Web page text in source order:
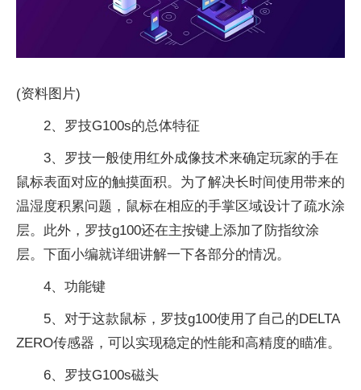
(资料图片)
2、罗技G100s的总体特征
3、罗技一般使用红外成像技术来确定玩家的手在
鼠标表面对应的触摸面积。为了解决长时间使用带来的
温湿度积累问题，鼠标在相应的手掌区域设计了疏水涂
层。此外，罗技g100还在主按键上添加了防指纹涂
层。下面小编就详细讲解一下各部分的情况。
4、功能键
5、对于这款鼠标，罗技g100使用了自己的DELTA
ZERO传感器，可以实现稳定的性能和高精度的瞄准。
6、罗技G100s磁头